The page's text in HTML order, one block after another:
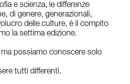
e scienza, le differenze
di genere, generazionali,
delle culture, è il compito
la settima edizione.
possiamo conoscere solo
tutti differenti.